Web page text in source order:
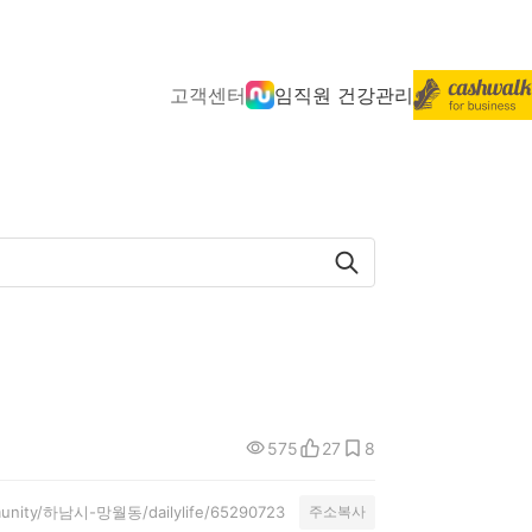
고객센터 임직원 건강관리
575 27 8
하남시-망월동/dailylife/65290723 주소복사